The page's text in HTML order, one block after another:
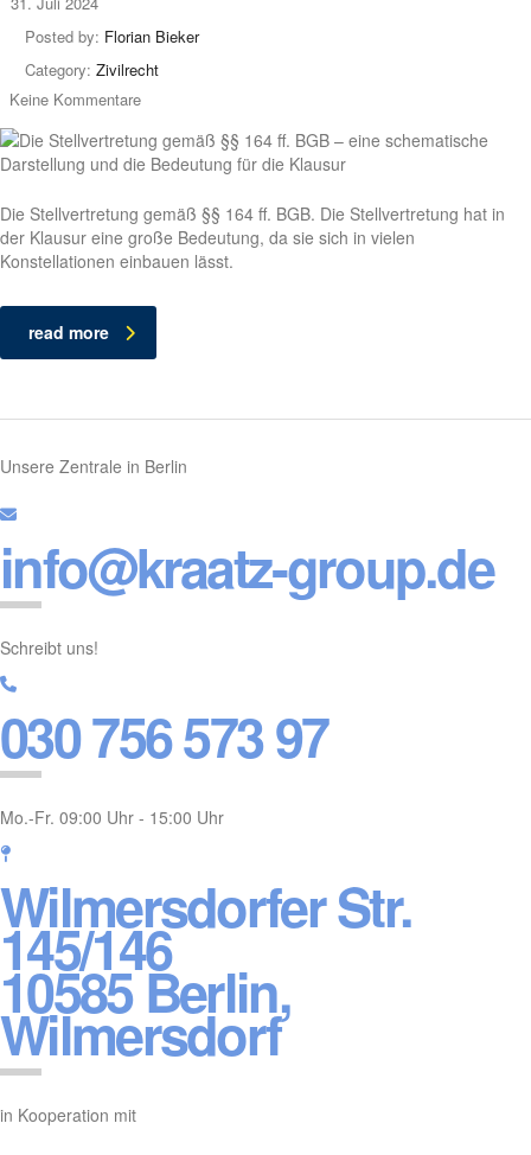
Posted by: Florian Bieker
Category: Zivilrecht
Keine Kommentare
Die Stellvertretung gemäß §§ 164 ff. BGB. Die Stellvertretung hat in
der Klausur eine große Bedeutung, da sie sich in vielen
Konstellationen einbauen lässt.
read more
Unsere Zentrale in Berlin
info@kraatz-group.de
Schreibt uns!
030 756 573 97
Mo.-Fr. 09:00 Uhr - 15:00 Uhr
Wilmersdorfer Str.
145/146
10585 Berlin,
Wilmersdorf
in Kooperation mit